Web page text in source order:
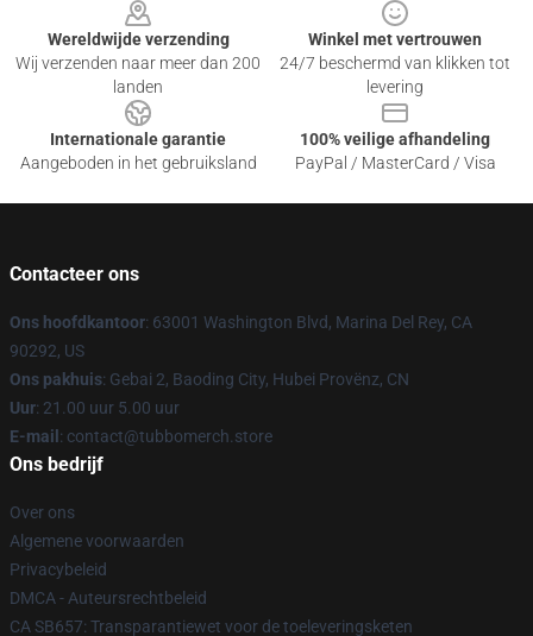
Wereldwijde verzending
Wij verzenden naar meer dan 200
landen
Winkel met vertrouwen
24/7 beschermd van klikken tot
levering
Internationale garantie
Aangeboden in het gebruiksland
100% veilige afhandeling
PayPal / MasterCard / Visa
Contacteer ons
Ons hoofdkantoor: 63001 Washington Blvd, Marina Del Rey, CA
90292, US
Ons pakhuis: Gebai 2, Baoding City, Hubei Provënz, CN
Uur: 21.00 uur 5.00 uur
E-mail : contact@tubbomerch.store
Ons bedrijf
Over ons
Algemene voorwaarden
Privacybeleid
DMCA - Auteursrechtbeleid
CA SB657: Transparantiewet voor de toeleveringsketen